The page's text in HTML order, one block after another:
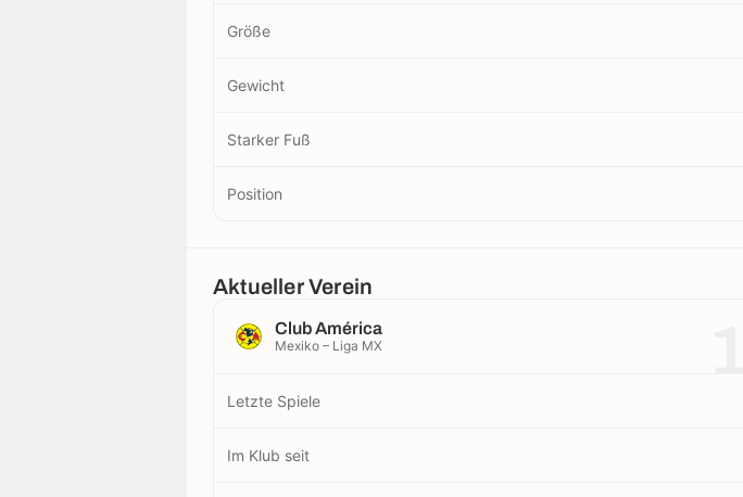
Größe
Gewicht
Starker Fuß
Position
Aktueller Verein
Club América
Mexiko – Liga MX
Letzte Spiele
Im Klub seit